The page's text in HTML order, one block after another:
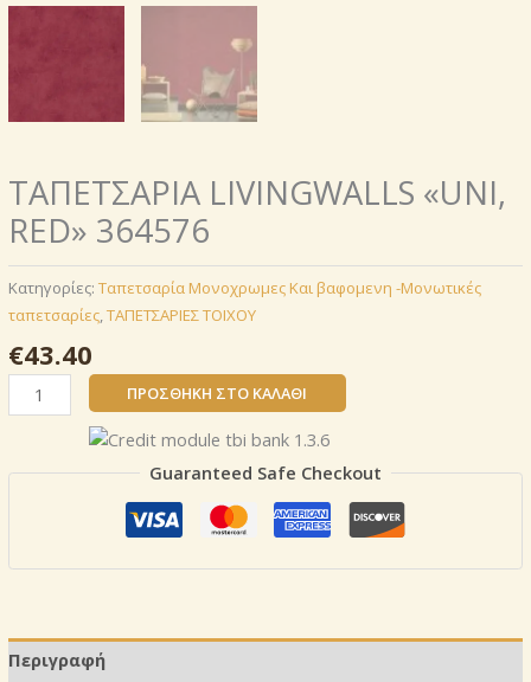
ΤΑΠΕΤΣΑΡΙΑ LIVINGWALLS «UNI,
RED» 364576
Κατηγορίες: Ταπετσαρία Μονοχρωμες Και βαφομενη -Μονωτικές
ταπετσαρίες,ΤΑΠΕΤΣΑΡΙΕΣ ΤΟΙΧΟΥ
€43.40
ΤΑΠΕΤΣΑΡΙΑ
LIVINGWALLS
RED»
ΠΡΟΣΘΉΚΗ ΣΤΟ ΚΑΛΆΘΙ
Guaranteed Safe Checkout
Περιγραφή